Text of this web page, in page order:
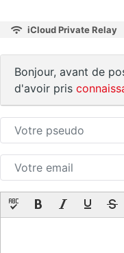
iCloud Private Relay
Bonjour, avant de
d'avoir pris